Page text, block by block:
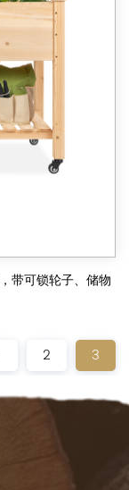
带可锁轮子、储物
2 3